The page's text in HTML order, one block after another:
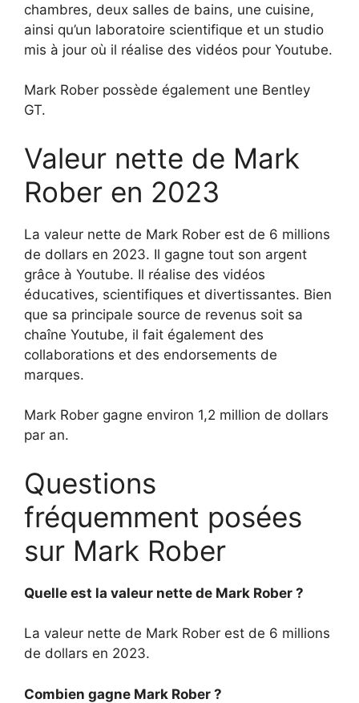
chambres, deux salles de bains, une cuisine,
ainsi qu’un laboratoire scientifique et un studio
mis à jour où il réalise des vidéos pour Youtube.
Mark Rober possède également une Bentley
GT.
Valeur nette de Mark
Rober en 2023
La valeur nette de Mark Rober est de 6 millions
de dollars en 2023. Il gagne tout son argent
grâce à Youtube. Il réalise des vidéos
éducatives, scientifiques et divertissantes. Bien
que sa principale source de revenus soit sa
chaîne Youtube, il fait également des
collaborations et des endorsements de
marques.
Mark Rober gagne environ 1,2 million de dollars
par an.
Questions
fréquemment posées
sur Mark Rober
Quelle est la valeur nette de Mark Rober ?
La valeur nette de Mark Rober est de 6 millions
de dollars en 2023.
Combien gagne Mark Rober ?